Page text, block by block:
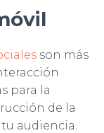
son más
para la
de la
audiencia.